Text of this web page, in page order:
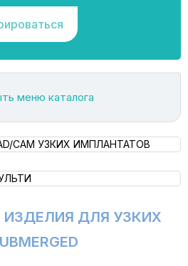
меню каталога
CAM УЗКИХ ИМПЛАНТАТОВ
ИЗДЕЛИЯ ДЛЯ УЗКИХ